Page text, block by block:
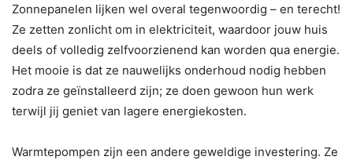
Zonnepanelen lijken wel overal tegenwoordig – en terecht!
Ze zetten zonlicht om in elektriciteit, waardoor jouw huis
deels of volledig zelfvoorzienend kan worden qua energie.
Het mooie is dat ze nauwelijks onderhoud nodig hebben
zodra ze geïnstalleerd zijn; ze doen gewoon hun werk
terwijl jij geniet van lagere energiekosten.
Warmtepompen zijn een andere geweldige investering. Ze